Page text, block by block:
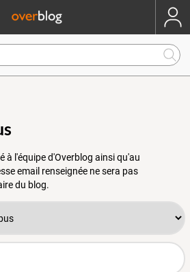
à l'équipe d'Overblog ainsi qu'au
email renseignée ne sera pas
du blog.